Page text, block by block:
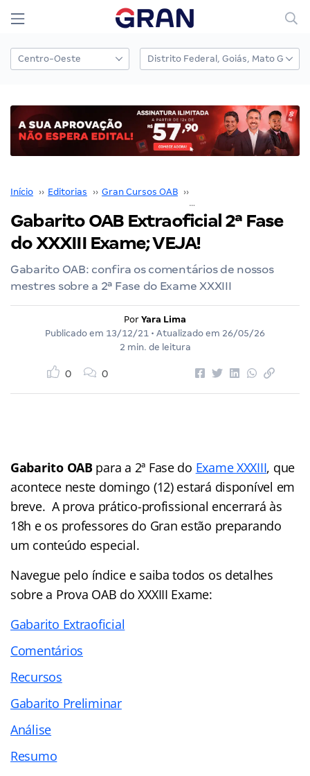
Início ›› Editorias ›› Gran Cursos OAB ››
Gabarito OAB Extraoficial 2ª Fase
do XXXIII Exame; VEJA!
Gabarito OAB: confira os comentários de nossos
mestres sobre a 2ª Fase do Exame XXXIII
Por Yara Lima
Publicado em 13/12/21 • Atualizado em 26/05/26
2 min. de leitura
0 0
Gabarito OABpara a 2ª Fase do Exame XXXIII, que
acontece neste domingo (12) estará disponível em
breve. A prova prático-profissional encerrará às
18h e os professores do Gran estão preparando
um conteúdo especial.
Navegue pelo índicee saiba todos os detalhes
sobre a Prova OAB do XXXIII Exame:
Gabarito Extraoficial
Comentários
Recursos
Gabarito Preliminar
Análise
Resumo